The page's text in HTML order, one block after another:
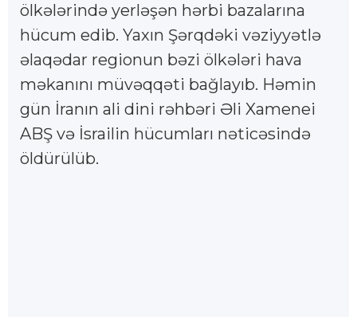
ölkələrində yerləşən hərbi bazalarına
hücum edib. Yaxın Şərqdəki vəziyyətlə
əlaqədar regionun bəzi ölkələri hava
məkanını müvəqqəti bağlayıb. Həmin
gün İranın ali dini rəhbəri Əli Xamenei
ABŞ və İsrailin hücumları nəticəsində
öldürülüb.